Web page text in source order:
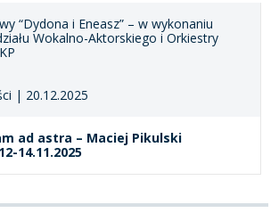
“Dydona i Eneasz” – w wykonaniu
Wokalno-Aktorskiego i Orkiestry
| 20.12.2025
ad astra – Maciej Pikulski
14.11.2025